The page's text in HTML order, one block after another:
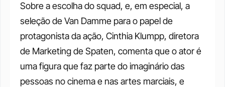
Sobre a escolha do squad, e, em especial, a
seleção de Van Damme para o papel de
protagonista da ação, Cinthia Klumpp, diretora
de Marketing de Spaten, comenta que o ator é
uma figura que faz parte do imaginário das
pessoas no cinema e nas artes marciais, e